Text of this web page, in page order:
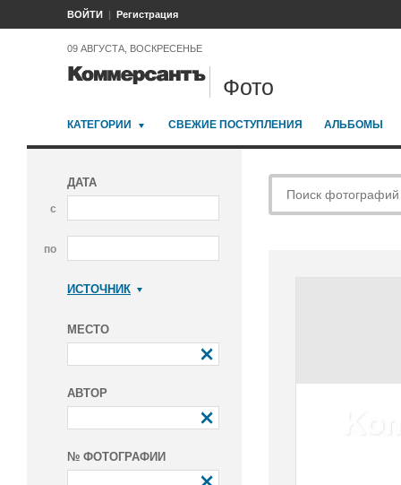
ВОЙТИ Регистрация
09 АВГУСТА, ВОСКРЕСЕНЬЕ
Фото
КАТЕГОРИИ СВЕЖИЕ ПОСТУПЛЕНИЯ АЛЬБОМЫ
ДАТА
с
по
ИСТОЧНИК
МЕСТО
АВТОР
№ ФОТОГРАФИИ